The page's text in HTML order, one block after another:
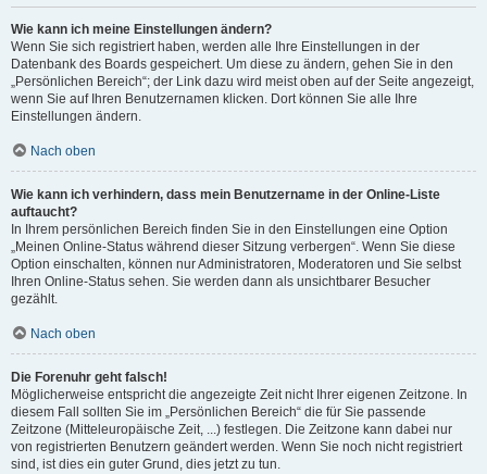
Wie kann ich meine Einstellungen ändern?
Wenn Sie sich registriert haben, werden alle Ihre Einstellungen in der
Datenbank des Boards gespeichert. Um diese zu ändern, gehen Sie in den
„Persönlichen Bereich“; der Link dazu wird meist oben auf der Seite angezeigt,
wenn Sie auf Ihren Benutzernamen klicken. Dort können Sie alle Ihre
Einstellungen ändern.
Nach oben
Wie kann ich verhindern, dass mein Benutzername in der Online-Liste
auftaucht?
In Ihrem persönlichen Bereich finden Sie in den Einstellungen eine Option
„Meinen Online-Status während dieser Sitzung verbergen“. Wenn Sie diese
Option einschalten, können nur Administratoren, Moderatoren und Sie selbst
Ihren Online-Status sehen. Sie werden dann als unsichtbarer Besucher
gezählt.
Nach oben
Die Forenuhr geht falsch!
Möglicherweise entspricht die angezeigte Zeit nicht Ihrer eigenen Zeitzone. In
diesem Fall sollten Sie im „Persönlichen Bereich“ die für Sie passende
Zeitzone (Mitteleuropäische Zeit, ...) festlegen. Die Zeitzone kann dabei nur
von registrierten Benutzern geändert werden. Wenn Sie noch nicht registriert
sind, ist dies ein guter Grund, dies jetzt zu tun.